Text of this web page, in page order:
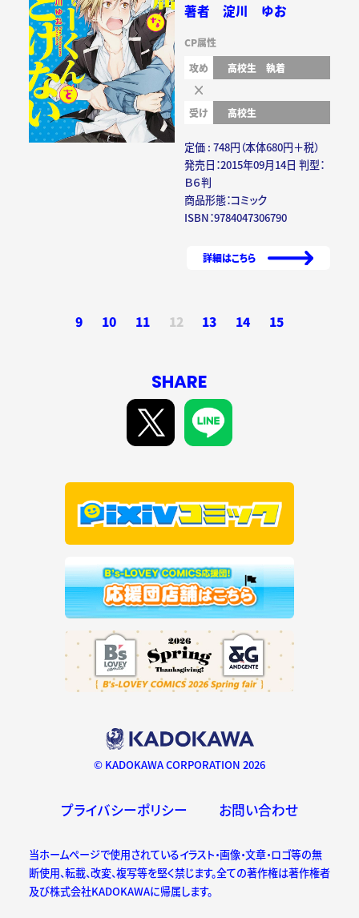
著者 淀川 ゆお
CP属性
攻め
高校生 執着
受け 高校生
定価 : 748円（本体680円＋税）
発売日：2015年09月14日 判型：
Ｂ６判
商品形態：コミック
ISBN：9784047306790
詳細はこちら
9 10 11 12 13 14 15
SHARE
© KADOKAWA CORPORATION 2026
プライバシーポリシー お問い合わせ
当ホームページで使用されているイラスト・画像・文章・ロゴ等の無
断使用、転載、改変、複写等を堅く禁じます。全ての著作権は著作権者
及び株式会社KADOKAWAに帰属します。